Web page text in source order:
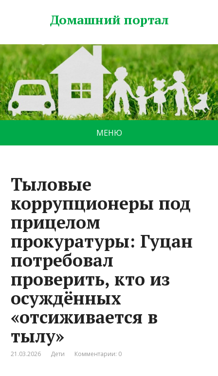
Домашний портал
МЕНЮ
Тыловые
коррупционеры под
прицелом
прокуратуры: Гуцан
потребовал
проверить, кто из
осуждённых
«отсиживается в
тылу»
21.03.2026 Дети Комментарии: 0